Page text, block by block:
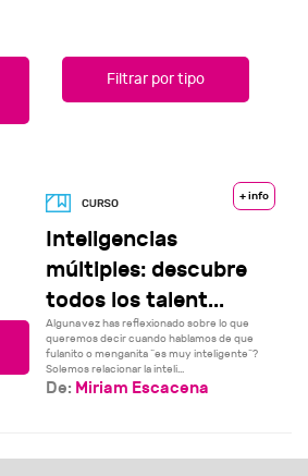
Filtrar por tipo
+ info
Inteligencias
múltiples: descubre
todos los talent...
Alguna vez has reflexionado sobre lo que
queremos decir cuando hablamos de que
fulanito o menganita “es muy inteligente”?
Solemos relacionar la inteli...
De: Miriam Escacena